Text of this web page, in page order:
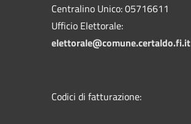
Centralino Unico: 05716611
Ufficio Elettorale:
elettorale@comune.certaldo.fi.it
Codici di fatturazione: